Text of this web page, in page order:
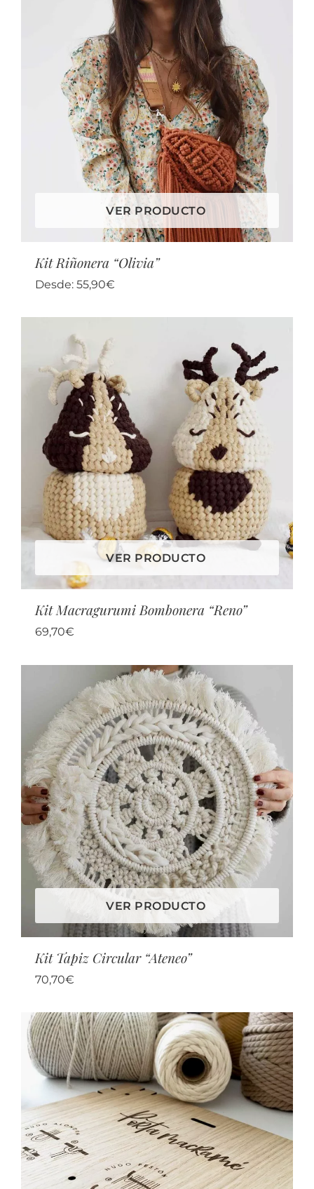
VER PRODUCTO
Kit Riñonera “Olivia”
Desde: 55,90€
VER PRODUCTO
Kit Macragurumi Bombonera “Reno”
69,70€
VER PRODUCTO
Kit Tapiz Circular “Ateneo”
70,70€